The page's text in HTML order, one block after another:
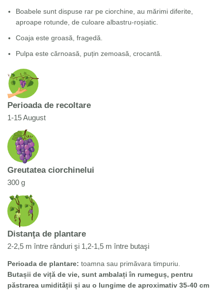
Boabele sunt dispuse rar pe ciorchine, au mărimi diferite,
aproape rotunde, de culoare albastru-roșiatic.
Coaja este groasă, fragedă.
Pulpa este cărnoasă, puțin zemoasă, crocantă.
Perioada de recoltare
1-15 August
Greutatea ciorchinelui
300 g
Distanţa de plantare
2-2,5 m între rânduri şi 1,2-1,5 m între butaşi
Perioada de plantare: toamna sau primăvara timpuriu.
Butașii de viță de vie, sunt ambalați în rumeguș, pentru
păstrarea umidității și au o lungime de aproximativ 35-40 cm